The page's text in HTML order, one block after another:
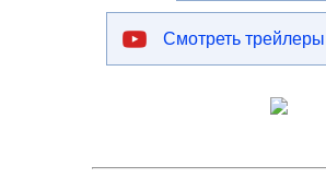
Смотреть